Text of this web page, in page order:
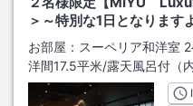
＞～特別な1日となります
お部屋： スーペリア和洋室
洋間17.5平米/露天風呂付（